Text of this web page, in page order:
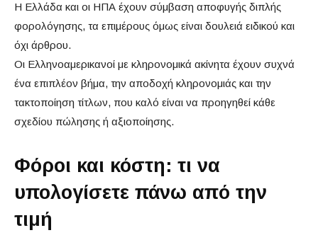
Η Ελλάδα και οι ΗΠΑ έχουν σύμβαση αποφυγής διπλής
φορολόγησης, τα επιμέρους όμως είναι δουλειά ειδικού και
όχι άρθρου.
Οι Ελληνοαμερικανοί με κληρονομικά ακίνητα έχουν συχνά
ένα επιπλέον βήμα, την αποδοχή κληρονομιάς και την
τακτοποίηση τίτλων, που καλό είναι να προηγηθεί κάθε
σχεδίου πώλησης ή αξιοποίησης.
Φόροι και κόστη: τι να
υπολογίσετε πάνω από την
τιμή